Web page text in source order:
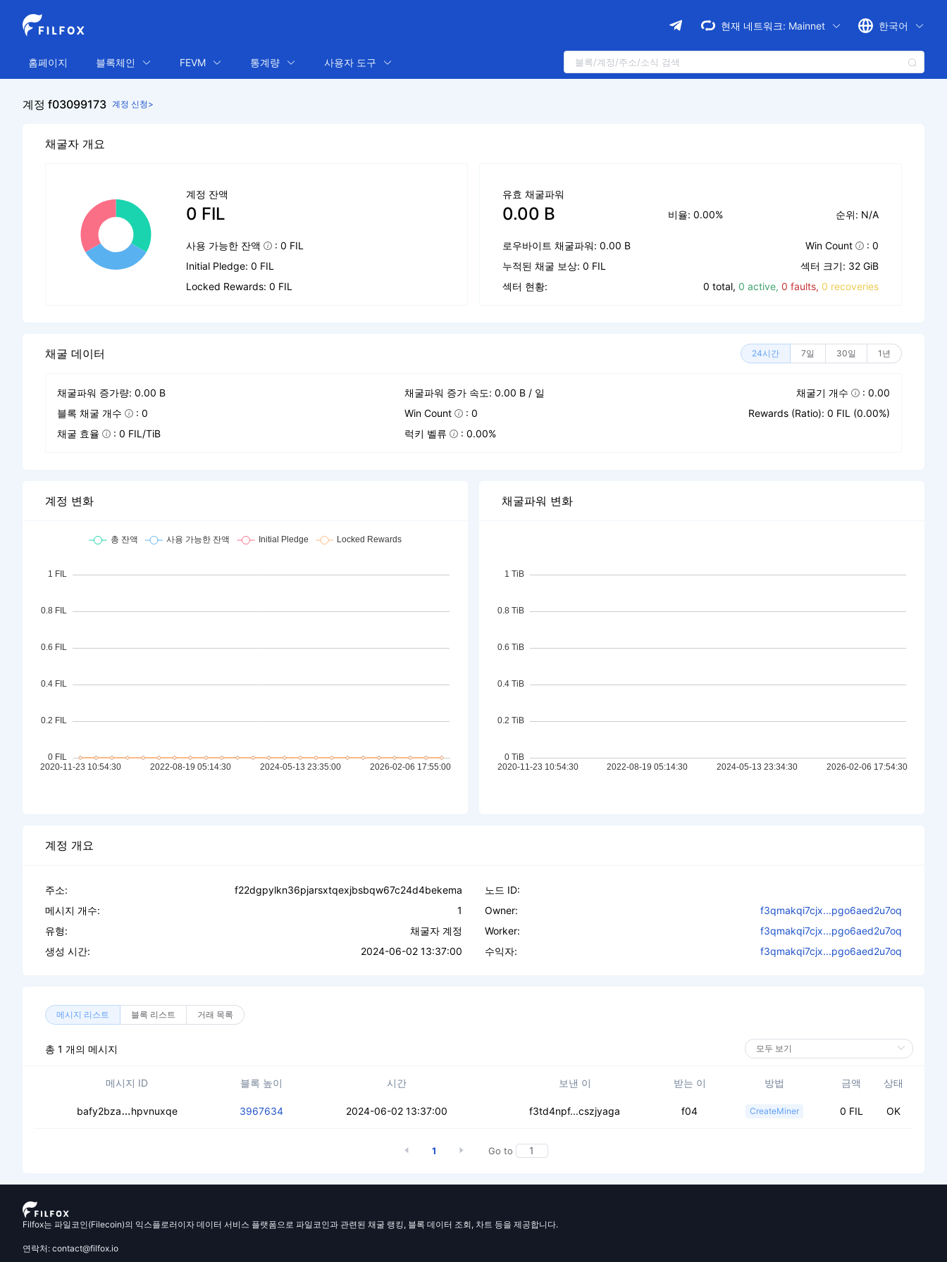
현재 네트워크: Mainnet 한국어
홈페이지 블록체인 FEVM 통계량 사용자 도구
계정 f03099173 계정 신청>
채굴자 개요
계정 잔액
0 FIL
사용 가능한 잔액
: 0 FIL
Initial Pledge: 0 FIL
Locked Rewards: 0 FIL
유효 채굴파워
0.00 B 비율: 0.00% 순위: N/A
로우바이트 채굴파워: 0.00 B Win Count
: 0
누적된 채굴 보상: 0 FIL
섹터 크기: 32 GiB
섹터 현황:
0 total, 0 active, 0 faults, 0 recoveries
채굴 데이터 24시간 7일 30일 1년
채굴파워 증가량: 0.00 B 채굴파워 증가 속도: 0.00 B / 일 채굴기 개수
: 0.00
블록 채굴 개수
: 0 Win Count : 0
Rewards (Ratio): 0 FIL (0.00%)
채굴 효율
: 0 FIL/TiB 럭키 벨류 : 0.00%
계정 변화 채굴파워 변화
계정 개요
주소:
f22dgpylkn36pjarsxtqexjbsbqw67c24d4bekema
메시지 개수:
1
유형:
채굴자 계정
생성 시간:
2024-06-02 13:37:00
노드 ID:
Owner:
f3qmakqi7cjx...pgo6aed2u7oq
Worker:
f3qmakqi7cjx...pgo6aed2u7oq
수익자:
f3qmakqi7cjx...pgo6aed2u7oq
메시지 리스트 블록 리스트 거래 목록
총 1 개의 메시지
메시지 ID 블록 높이 시간 보낸 이 받는 이 방법 금액 상태
bafy2bza ceaodb6qk563dolfklhdmlpssg5kd3k5krbeczqqnf4r7x
hpvnuxqe 3967634 2024-06-02 13:37:00 f3td4npf...cszjyaga f04 CreateMiner 0 FIL OK
1 Go to
Filfox는 파일코인(Filecoin)의 익스플로러이자 데이터 서비스 플랫폼으로 파일코인과 관련된 채굴 랭킹, 블록 데이터 조회, 차트 등을 제공합니다.
연락처: contact@filfox.io